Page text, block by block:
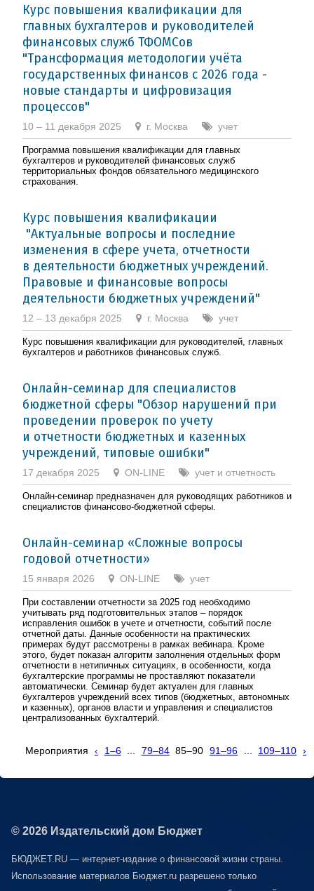
Курс повышения квалификации для
главных бухгалтеров и руководителей
финансовых служб ТФОМСов
"Трансформация методологии учёта
государственных финансов с 2026 года -
новые стандарты и цифровизация
процессов"
10 – 11 декабря 2025 г. Москва учет
Программа повышения квалификации для главных
бухгалтеров и руководителей финансовых служб
территориальных фондов обязательного медицинского
страхования.
Курс повышения квалификации
"Актуальные вопросы и последние
изменения в сфере учета, отчетности
в деятельности бюджетных учреждений.
Правовые и финансовые вопросы
деятельности бюджетных учреждений"
12 – 13 декабря 2025 г. Москва учет
Курс повышения квалификации для руководителей, главных
бухгалтеров и работников финансовых служб.
Онлайн-семинар для специалистов
бюджетной сферы "Обзор нарушений при
проведении проверок по учету
и отчетности бюджетных и казенных
учреждений, типовые ошибки"
17 декабря 2025 ON-LINE учет и отчетность
Онлайн-семинар предназначен для руководящих работников и
специалистов финансово-бюджетной сферы.
Онлайн-семинар «Сложные вопросы
годовой отчетности»
15 января 2026 ON-LINE учет
При составлении отчетности за 2025 год необходимо
учитывать ряд подготовительных этапов – порядок
исправления ошибок в учете и отчетности, событий после
отчетной даты. Данные особенности на практических
примерах будут рассмотрены в рамках вебинара. Кроме
этого, будет показан алгоритм заполнения отдельных форм
отчетности в нетипичных ситуациях, в особенности, когда
бухгалтерские программы не проставляют показатели
автоматически. Семинар будет актуален для главных
бухгалтеров учреждений всех типов (бюджетных, автономных
и казенных), органов власти и управления и специалистов
централизованных бухгалтерий.
Мероприятия ‹ 1–6 79–84 85–90 91–96 109–110 ›
© 2026 Издательский дом Бюджет
БЮДЖЕТ.RU — интернет-издание о финансовой жизни страны.
Использование материалов Бюджет.ru разрешено только